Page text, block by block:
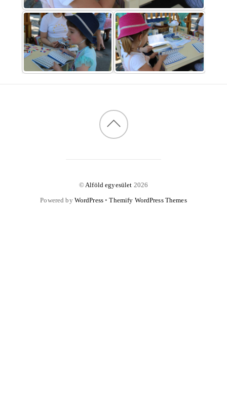
©Alföld egyesület 2026
Powered by WordPress •Themify WordPress Themes